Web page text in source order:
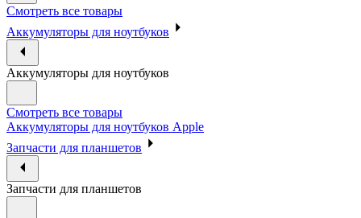
Смотреть все товары
Аккумуляторы для ноутбуков
Аккумуляторы для ноутбуков
Смотреть все товары
Аккумуляторы для ноутбуков Apple
Запчасти для планшетов
Запчасти для планшетов